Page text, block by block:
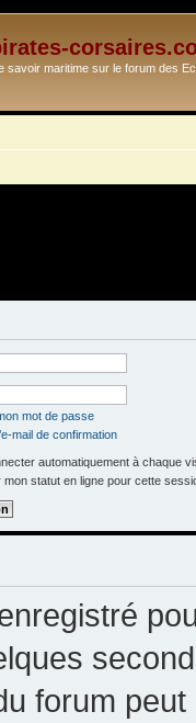
savoir maritime sur le forum des
mot de passe
mail de confirmation
automatiquement à chaque
mon statut en ligne pour cette
forum